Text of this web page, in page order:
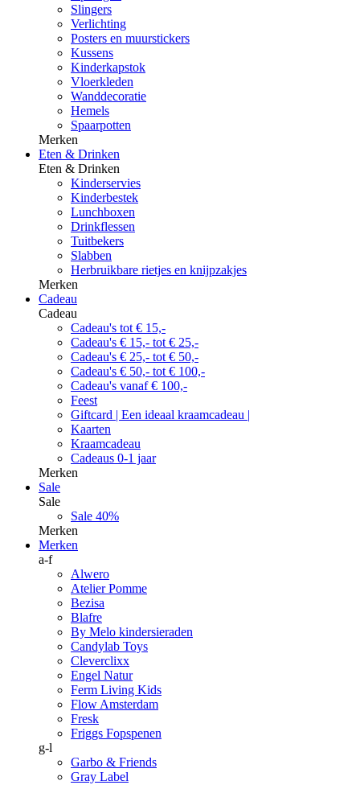
Slingers
Verlichting
Posters en muurstickers
Kussens
Kinderkapstok
Vloerkleden
Wanddecoratie
Hemels
Spaarpotten
Merken
Eten & Drinken
Eten & Drinken
Kinderservies
Kinderbestek
Lunchboxen
Drinkflessen
Tuitbekers
Slabben
Herbruikbare rietjes en knijpzakjes
Merken
Cadeau
Cadeau
Cadeau's tot € 15,-
Cadeau's € 15,- tot € 25,-
Cadeau's € 25,- tot € 50,-
Cadeau's € 50,- tot € 100,-
Cadeau's vanaf € 100,-
Feest
Giftcard | Een ideaal kraamcadeau |
Kaarten
Kraamcadeau
Cadeaus 0-1 jaar
Merken
Sale
Sale
Sale 40%
Merken
Merken
a-f
Alwero
Atelier Pomme
Bezisa
Blafre
By Melo kindersieraden
Candylab Toys
Cleverclixx
Engel Natur
Ferm Living Kids
Flow Amsterdam
Fresk
Friggs Fopspenen
g-l
Garbo & Friends
Gray Label